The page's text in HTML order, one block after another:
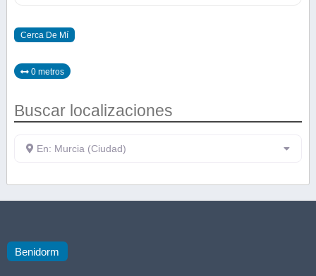
Cerca De Mí
0 metros
Buscar localizaciones
En: Murcia (Ciudad)
Benidorm